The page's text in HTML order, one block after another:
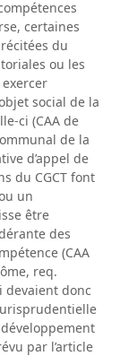
certaines
du
ou les
social de la
ci (CAA de
de la
d’appel de
du CGCT font
un
être
des
(CAA
req.
devaient donc
par l’article